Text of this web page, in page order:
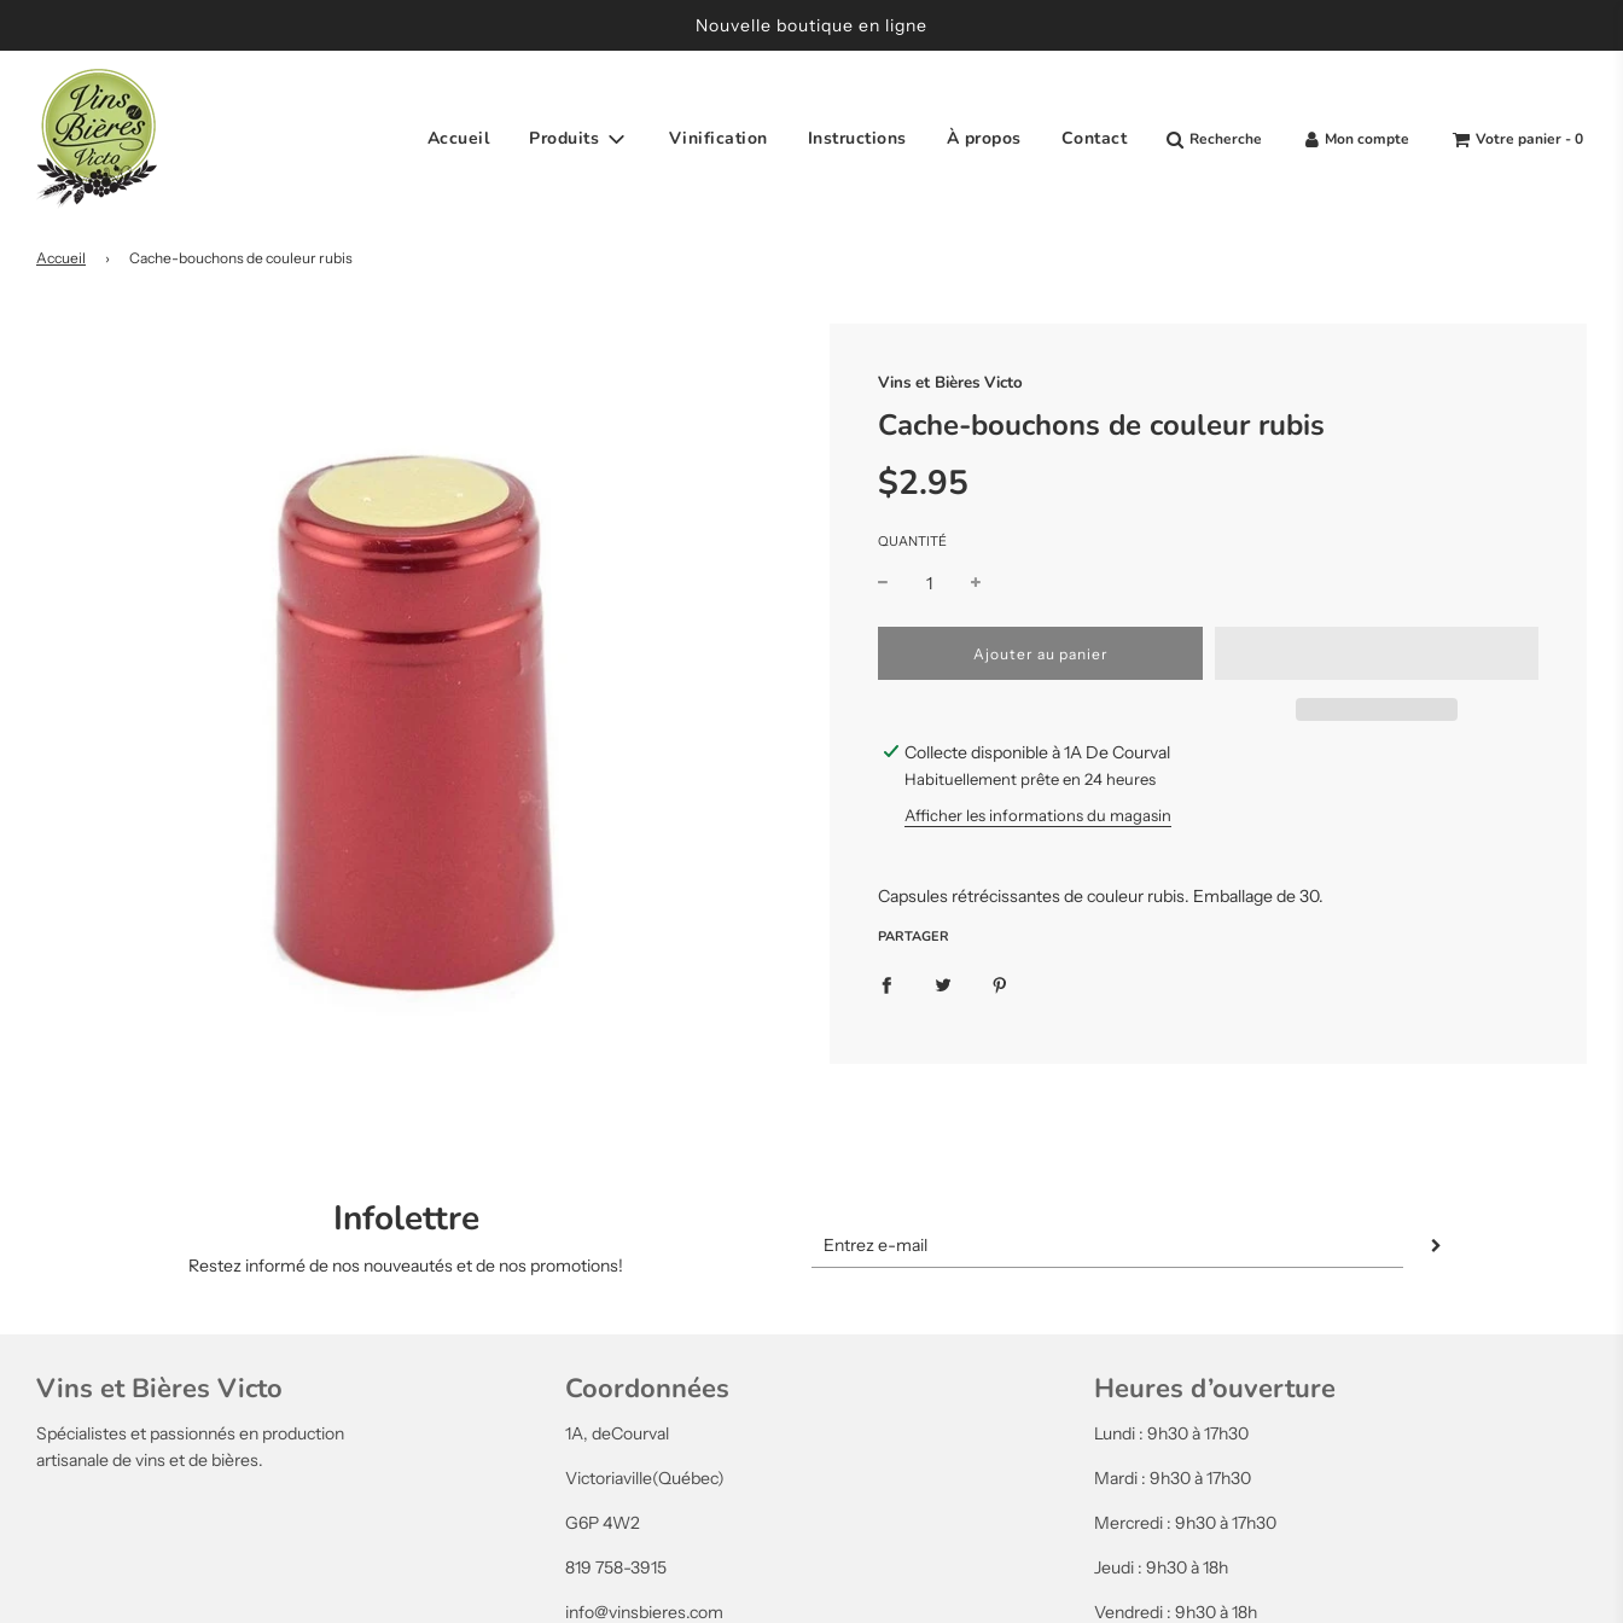
Nouvelle boutique en ligne
Accueil Produits Vinification Instructions À propos Contact Recherche Mon compte Votre panier -0
Accueil › Cache-bouchons de couleur rubis
Vins et Bières Victo
Cache-bouchons de couleur rubis
Prix
réduit
Prix
régulier
$2.95
QUANTITÉ
C
e
m
n
c
Ajouter au panier
Collecte disponible à 1A De Courval
Habituellement prête en 24 heures
Afficher les informations du magasin
Capsules rétrécissantes de couleur rubis. Emballage de 30.
PARTAGER
Infolettre
Restez informé de nos nouveautés et de nos promotions!
Vins et Bières Victo
Spécialistes et passionnés en production
artisanale de vins et de bières.
Coordonnées
1A, deCourval
Victoriaville(Québec)
G6P 4W2
819 758-3915
info@vinsbieres.com
Heures d’ouverture
Lundi : 9h30 à 17h30
Mardi : 9h30 à 17h30
Mercredi : 9h30 à 17h30
Jeudi : 9h30 à 18h
Vendredi : 9h30 à 18h